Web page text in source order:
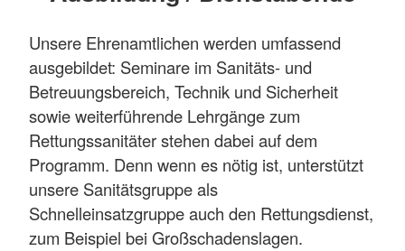
Unsere Ehrenamtlichen werden umfassend
ausgebildet: Seminare im Sanitäts- und
Betreuungsbereich, Technik und Sicherheit
sowie weiterführende Lehrgänge zum
Rettungssanitäter stehen dabei auf dem
Programm. Denn wenn es nötig ist, unterstützt
unsere Sanitätsgruppe als
Schnelleinsatzgruppe auch den Rettungsdienst,
zum Beispiel bei Großschadenslagen.